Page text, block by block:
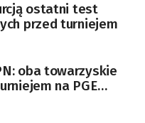
ostatni test
przed turniejem
oba towarzyskie
na PGE